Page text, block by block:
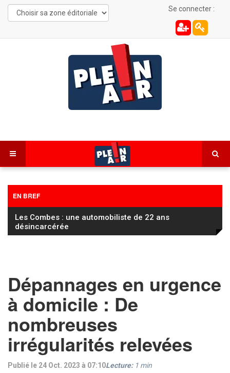
Se connecter :
EN BREF
Chaux-Neuve : un incendie au pied du tremplin de
saut à ski
Dépannages en urgence
à domicile : De
nombreuses
irrégularités relevées
Publié le 24 Oct. 2023 à 07:10Lecture: 1 min